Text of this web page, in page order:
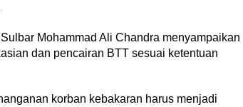
Mohammad Ali Chandra menyampaikan
dan pencairan BTT sesuai ketentuan
korban kebakaran harus menjadi